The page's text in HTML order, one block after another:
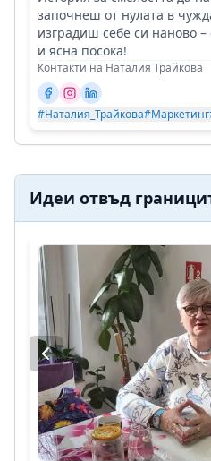
започнеш от нулата в
изградиш себе си наново
и ясна посока!
Контакти на Наталия Трайкова
#Наталия_Трайкова#Маркетинг
Идеи отвъд